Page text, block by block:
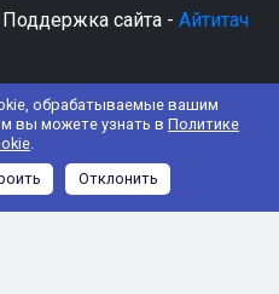
обрабатываемые вашим
вы можете узнать в Политике
.
Отклонить
Поддержка сайта - Айтитач
"Лада"